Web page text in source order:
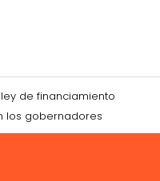
de financiamiento
los gobernadores